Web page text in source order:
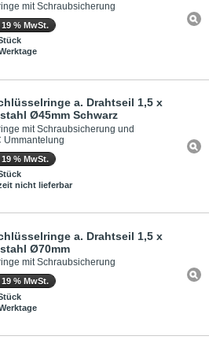
mit Schraubsicherung
% MwSt.
a. Drahtseil 1,5 x
Ø45mm Schwarz
mit Schraubsicherung und
Ummantelung
% MwSt.
nicht lieferbar
a. Drahtseil 1,5 x
Ø70mm
mit Schraubsicherung
% MwSt.